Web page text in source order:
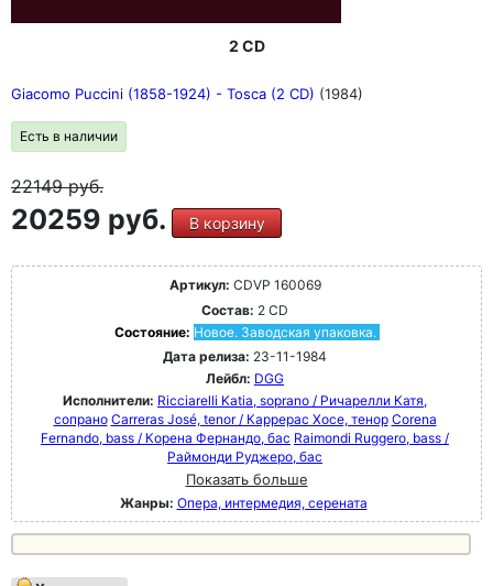
2 CD
Giacomo Puccini (1858-1924) - Tosca (2 CD) (1984)
Есть в наличии
22149руб.
20259 руб. В корзину
Артикул: CDVP 160069
Состав: 2 CD
Состояние: Новое. Заводская упаковка.
Дата релиза: 23-11-1984
Лейбл: DGG
Исполнители: Ricciarelli Katia, soprano / Ричарелли Катя,
сопрано Carreras José, tenor / Каррерас Хосе, тенор Corena
Fernando, bass / Корена Фернандо, бас Raimondi Ruggero, bass /
Раймонди Руджеро, бас
Показать больше
Жанры: Опера, интермедия, серената